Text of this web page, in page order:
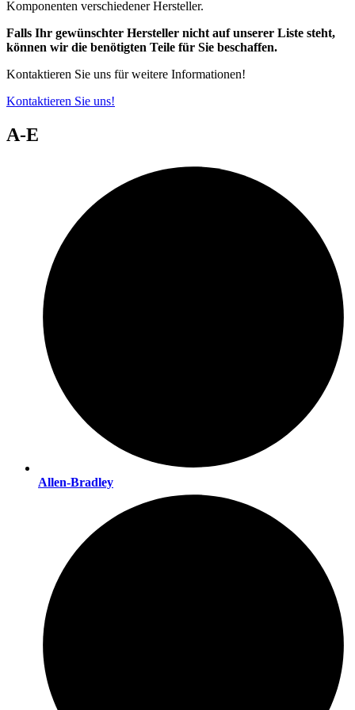
Komponenten verschiedener Hersteller.
Falls Ihr gewünschter Hersteller nicht auf unserer Liste steht,
können wir die benötigten Teile für Sie beschaffen.
Kontaktieren Sie uns für weitere Informationen!
Kontaktieren Sie uns!
A-E
Allen-Bradley